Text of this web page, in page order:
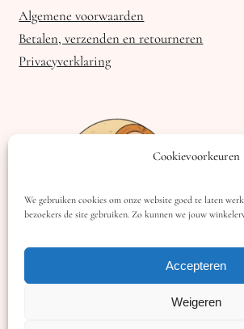
Cookievoorkeuren
We gebruiken cookies om onze website goed te laten
bezoekers de site gebruiken. Zo kunnen we jouw
Accepteren
Weigeren
Algemene voorwaarden
Betalen, verzenden en retourneren
Privacyverklaring
Copyright © 2025 Zoda